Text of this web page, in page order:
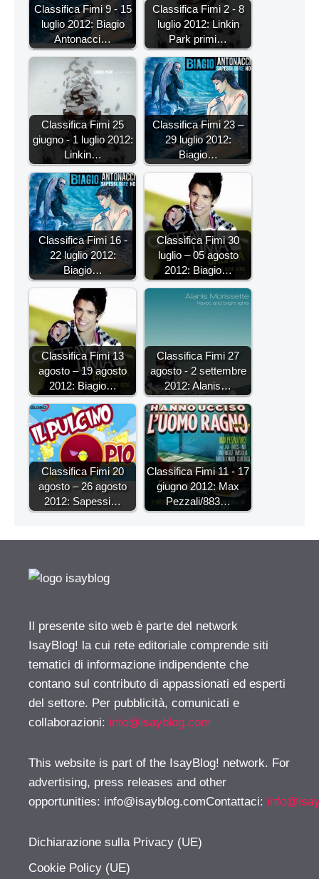
Classifica Fimi 9 - 15
luglio 2012: Biagio
Antonacci…
Classifica Fimi 2 - 8
luglio 2012: Linkin
Park primi…
Classifica Fimi 25
giugno - 1 luglio 2012:
Linkin…
Classifica Fimi 23 –
29 luglio 2012:
Biagio…
Classifica Fimi 16 -
22 luglio 2012:
Biagio…
Classifica Fimi 30
luglio – 05 agosto
2012: Biagio…
Classifica Fimi 13
agosto – 19 agosto
2012: Biagio…
Classifica Fimi 27
agosto - 2 settembre
2012: Alanis…
Classifica Fimi 20
agosto – 26 agosto
2012: Sapessi…
Classifica Fimi 11 - 17
giugno 2012: Max
Pezzali/883…
Il presente sito web è parte del network
IsayBlog! la cui rete editoriale comprende siti
tematici di informazione indipendente che
contano sul contributo di appassionati ed esperti
del settore. Per pubblicità, comunicati e
collaborazioni: info@isayblog.com
This website is part of the IsayBlog! network. For
advertising, press releases and other
opportunities: info@isayblog.comContattaci:
Dichiarazione sulla Privacy (UE)
Cookie Policy (UE)